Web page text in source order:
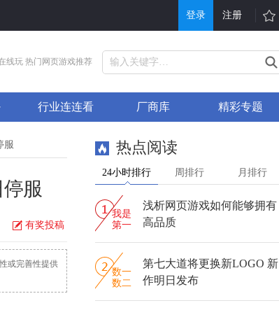
登录 注册
找游戏
游戏大全
打折充值
排行榜
开服表
微信小游戏
单机游戏
H5游戏平台
手机游戏
游戏攻略
线玩 热门网页游戏推荐
行业连连看 厂商库 精彩专题
服
停服
有奖投稿
或完善性提供
热点阅读
24小时排行 周排行 月排行
我是
第一
浅析网页游戏如何能够拥有
高品质
数一
数二
第七大道将更换新LOGO 新
作明日发布